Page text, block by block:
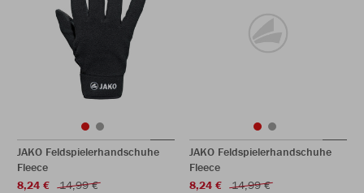
JAKO Feldspielerhandschuhe
Fleece
8,24 €
14,99 €
JAKO Feldspielerhandschuhe
Fleece
8,24 €
14,99 €